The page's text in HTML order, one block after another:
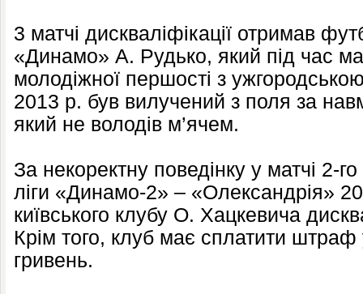
3 матчі дискваліфікації отримав
«Динамо» А. Рудько, який під час
молодіжної першості з
2013 р. був вилучений з поля за
який не володів м’ячем.
За некоректну поведінку у матчі 2-
ліги «Динамо-2» – «Олександрія»
київського клубу О. Хацкевича
Крім того, клуб має сплатити штраф
гривень.